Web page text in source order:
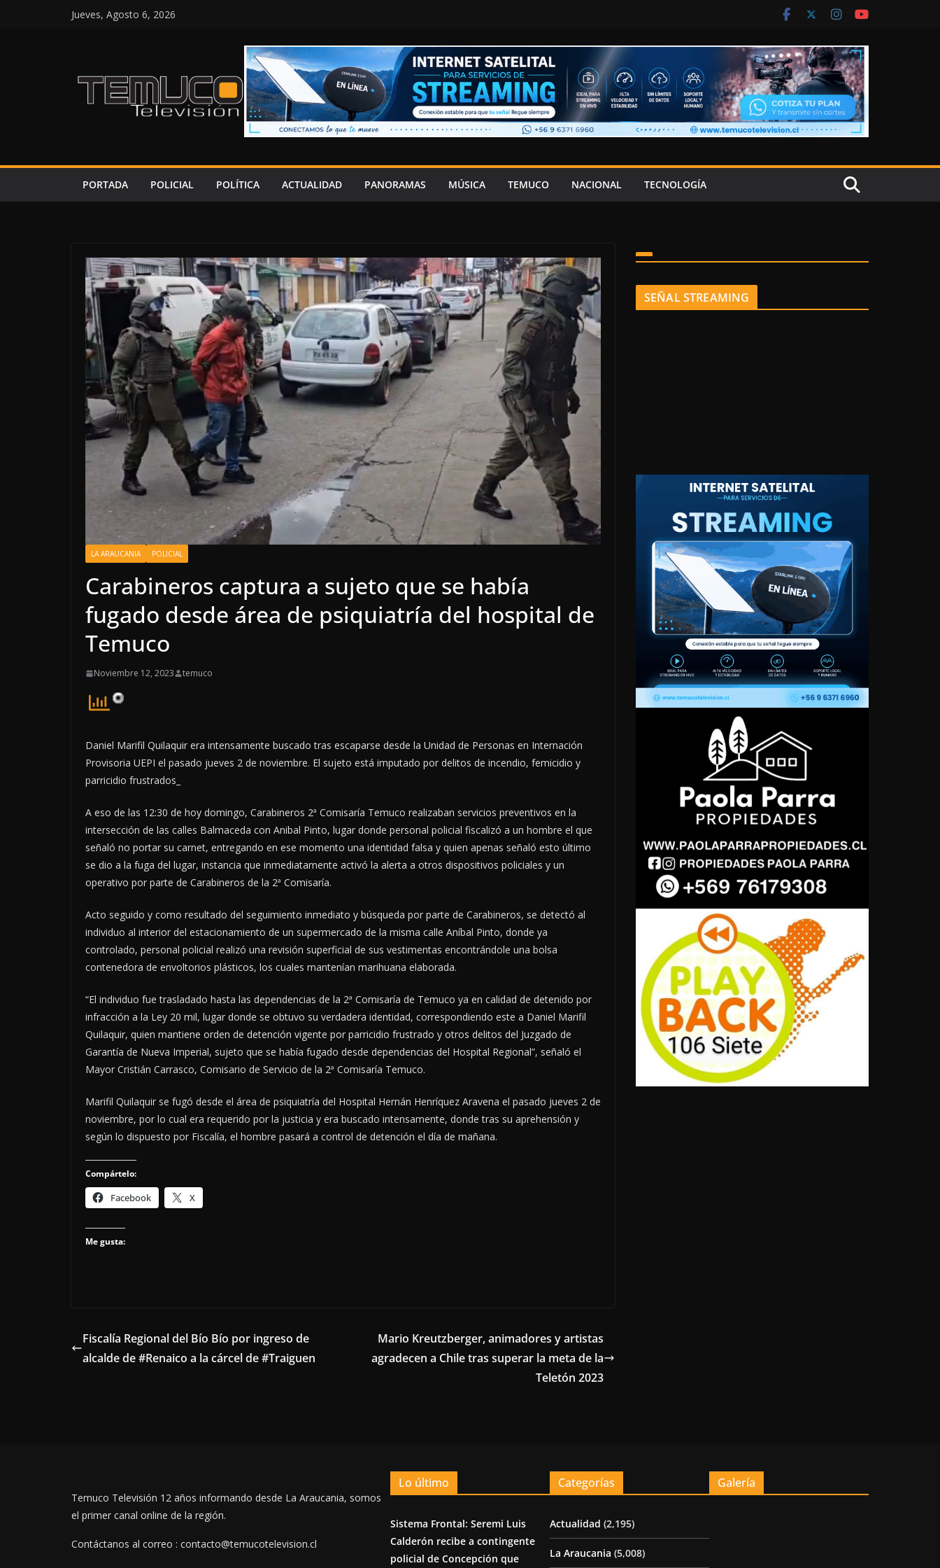
Jueves, Agosto 6, 2026
PORTADA POLICIAL POLÍTICA ACTUALIDAD PANORAMAS MÚSICA TEMUCO NACIONAL TECNOLOGÍA
LA ARAUCANIA POLICIAL
Carabineros captura a sujeto que se había
fugado desde área de psiquiatría del hospital de
Temuco
Noviembre 12, 2023 temuco
Daniel Marifil Quilaquir era intensamente buscado tras escaparse desde la Unidad de Personas en Internación
Provisoria UEPI el pasado jueves 2 de noviembre. El sujeto está imputado por delitos de incendio, femicidio y
parricidio frustrados_
A eso de las 12:30 de hoy domingo, Carabineros 2ª Comisaría Temuco realizaban servicios preventivos en la
intersección de las calles Balmaceda con Anibal Pinto, lugar donde personal policial fiscalizó a un hombre el que
señaló no portar su carnet, entregando en ese momento una identidad falsa y quien apenas señaló esto último
se dio a la fuga del lugar, instancia que inmediatamente activó la alerta a otros dispositivos policiales y un
operativo por parte de Carabineros de la 2ª Comisaría.
Acto seguido y como resultado del seguimiento inmediato y búsqueda por parte de Carabineros, se detectó al
individuo al interior del estacionamiento de un supermercado de la misma calle Aníbal Pinto, donde ya
controlado, personal policial realizó una revisión superficial de sus vestimentas encontrándole una bolsa
contenedora de envoltorios plásticos, los cuales mantenían marihuana elaborada.
“El individuo fue trasladado hasta las dependencias de la 2ª Comisaría de Temuco ya en calidad de detenido por
infracción a la Ley 20 mil, lugar donde se obtuvo su verdadera identidad, correspondiendo este a Daniel Marifil
Quilaquir, quien mantiene orden de detención vigente por parricidio frustrado y otros delitos del Juzgado de
Garantía de Nueva Imperial, sujeto que se había fugado desde dependencias del Hospital Regional”, señaló el
Mayor Cristián Carrasco, Comisario de Servicio de la 2ª Comisaría Temuco.
Marifil Quilaquir se fugó desde el área de psiquiatría del Hospital Hernán Henríquez Aravena el pasado jueves 2 de
noviembre, por lo cual era requerido por la justicia y era buscado intensamente, donde tras su aprehensión y
según lo dispuesto por Fiscalía, el hombre pasará a control de detención el día de mañana.
Compártelo:
Facebook X
Me gusta:
Fiscalía Regional del Bío Bío por ingreso de
alcalde de #Renaico a la cárcel de #Traiguen
Mario Kreutzberger, animadores y artistas
agradecen a Chile tras superar la meta de la
Teletón 2023
SEÑAL STREAMING
Temuco Televisión 12 años informando desde La Araucania, somos
el primer canal online de la región.
Contáctanos al correo : contacto@temucotelevision.cl
Lo último
Sistema Frontal: Seremi Luis
Calderón recibe a contingente
policial de Concepción que
Categorías
Actualidad (2,195)
La Araucania (5,008)
Galería